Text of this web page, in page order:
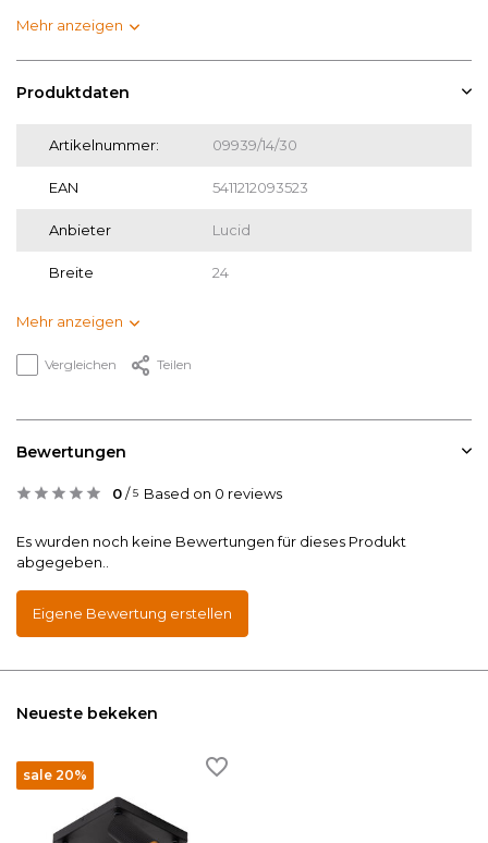
Mehr anzeigen
Produktdaten
Artikelnummer: 09939/14/30
EAN 5411212093523
Anbieter Lucid
Breite 24
Mehr anzeigen
Vergleichen Teilen
Bewertungen
0/5 Based on 0 reviews
Es wurden noch keine Bewertungen für dieses Produkt
abgegeben..
Eigene Bewertung erstellen
Neueste bekeken
sale 20%